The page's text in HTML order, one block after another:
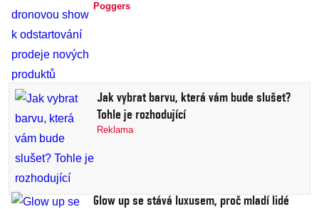
Poggers
Jak vybrat barvu, která vám bude slušet?
Tohle je rozhodující
Reklama
Glow up se stává luxusem, proč mladí lidé